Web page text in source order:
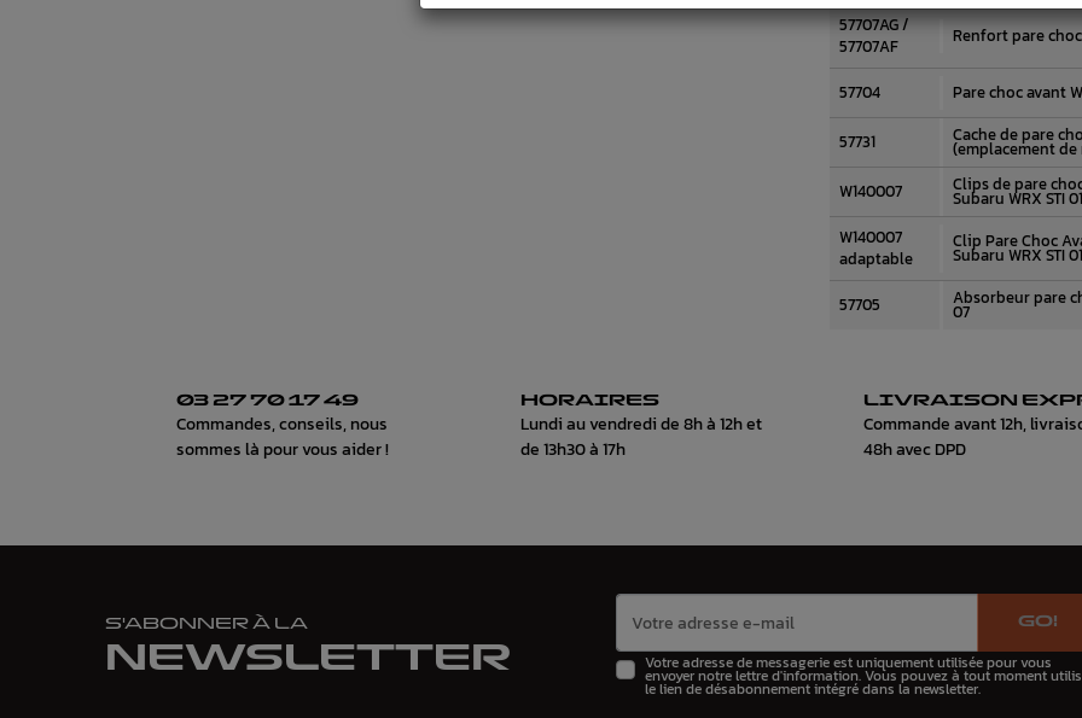
57707AG /
57707AF
Renfort pare
57704 Pare choc avant
57731 Cache de pare
(emplacement
W140007 Clips de pare
Subaru WRX STI
W140007
adaptable
Clip Pare Choc
Subaru WRX STI
57705 Absorbeur pare
07
03 27 70 17 49
Commandes, conseils, nous
sommes là pour vous aider !
HORAIRES
Lundi au vendredi de 8h à 12h et
de 13h30 à 17h
LIVRAISON
Commande avant 12h,
48h avec DPD
S'ABONNER À LA
NEWSLETTER
GO!
Votre adresse de messagerie est uniquement utilisée pour vous
envoyer notre lettre d'information. Vous pouvez à tout moment
le lien de désabonnement intégré dans la newsletter.